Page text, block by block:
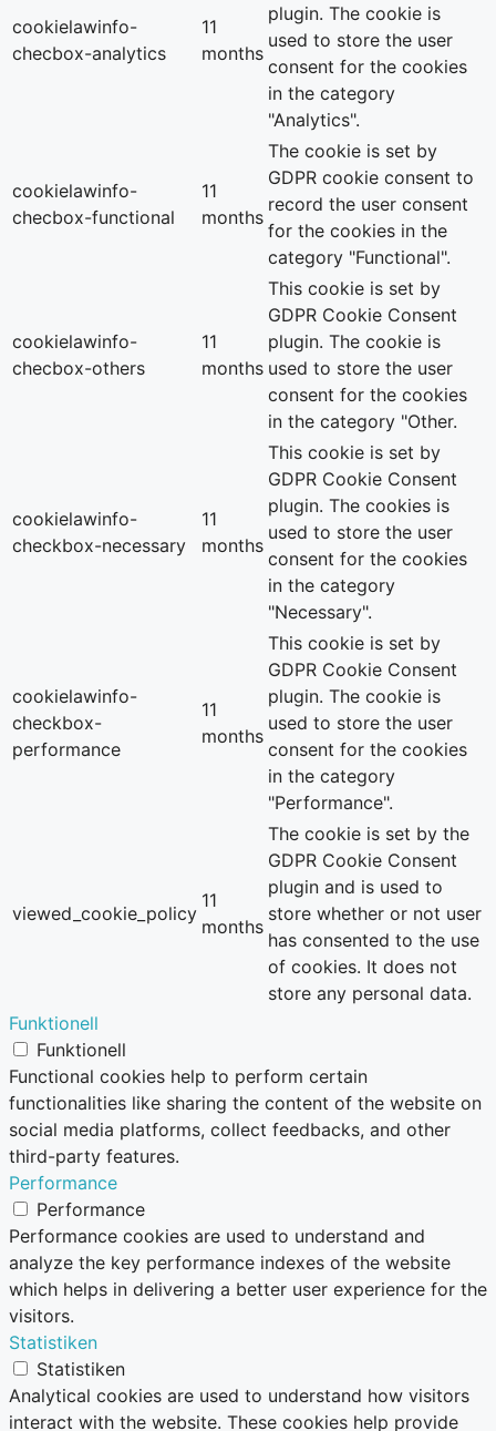
cookielawinfo-
checbox-analytics
11
months
plugin. The cookie is
used to store the user
consent for the cookies
in the category
"Analytics".
cookielawinfo-
checbox-functional
11
months
The cookie is set by
GDPR cookie consent to
record the user consent
for the cookies in the
category "Functional".
cookielawinfo-
checbox-others
11
months
This cookie is set by
GDPR Cookie Consent
plugin. The cookie is
used to store the user
consent for the cookies
in the category "Other.
cookielawinfo-
checkbox-necessary
11
months
This cookie is set by
GDPR Cookie Consent
plugin. The cookies is
used to store the user
consent for the cookies
in the category
"Necessary".
cookielawinfo-
checkbox-
performance
11
months
This cookie is set by
GDPR Cookie Consent
plugin. The cookie is
used to store the user
consent for the cookies
in the category
"Performance".
viewed_cookie_policy
11
months
The cookie is set by the
GDPR Cookie Consent
plugin and is used to
store whether or not user
has consented to the use
of cookies. It does not
store any personal data.
Funktionell
Funktionell
Functional cookies help to perform certain
functionalities like sharing the content of the website on
social media platforms, collect feedbacks, and other
third-party features.
Performance
Performance
Performance cookies are used to understand and
analyze the key performance indexes of the website
which helps in delivering a better user experience for the
visitors.
Statistiken
Statistiken
Analytical cookies are used to understand how visitors
interact with the website. These cookies help provide